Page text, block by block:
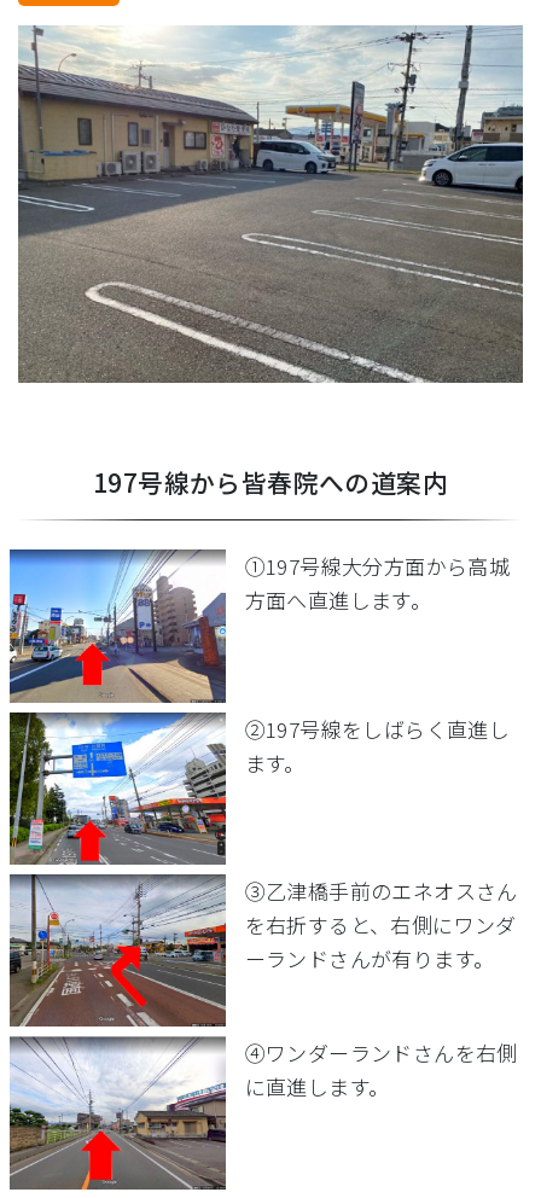
197号線から皆春院への道案内
①197号線大分方面から高城
方面へ直進します。
②197号線をしばらく直進し
ます。
③乙津橋手前のエネオスさん
を右折すると、右側にワンダ
ーランドさんが有ります。
④ワンダーランドさんを右側
に直進します。